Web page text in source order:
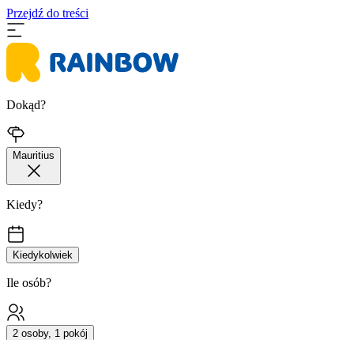
Przejdź do treści
Dokąd?
Mauritius
Kiedy?
Kiedykolwiek
Ile osób?
2 osoby, 1 pokój